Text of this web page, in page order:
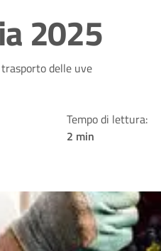
2025
delle uve
Tempo di lettura:
2 min